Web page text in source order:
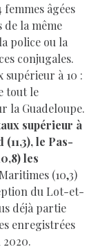
âgées
de la même
police ou la
conjugales.
supérieur à 10 :
tout le
la Guadeloupe.
supérieur à
le Pas-
les
(10,3)
du Lot-et-
déjà partie
enregistrées